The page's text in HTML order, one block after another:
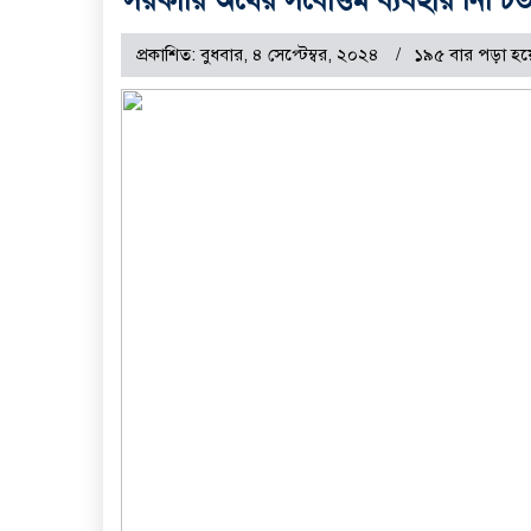
প্রকাশিত: বুধবার, ৪ সেপ্টেম্বর, ২০২৪ ১৯৫ বার পড়া